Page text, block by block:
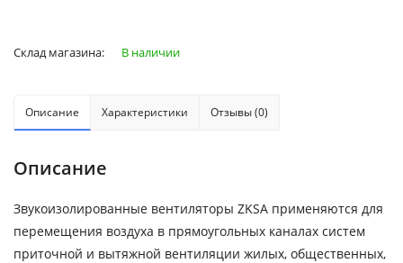
Склад магазина: В наличии
Описание Характеристики Отзывы (0)
Описание
Звукоизолированные вентиляторы ZKSA применяются для
перемещения воздуха в прямоугольных каналах систем
приточной и вытяжной вентиляции жилых, общественных,